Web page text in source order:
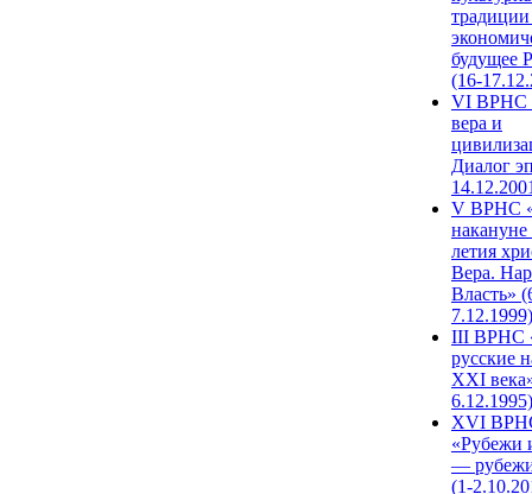
будущее
(16-
VI ВРНС
вера и
Диалог
V ВРНС
накануне
летия
Вера.
Власть»
7.12.1999)
III ВРНС
русские
XXI
6.12.1995)
XVI
«Рубежи
—
(1-